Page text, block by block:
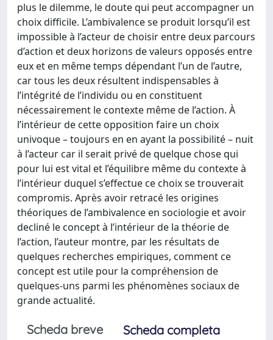
plus le dilemme, le doute qui peut accompagner un
choix difficile. L’ambivalence se produit lorsqu’il est
impossible à l’acteur de choisir entre deux parcours
d’action et deux horizons de valeurs opposés entre
eux et en même temps dépendant l’un de l’autre,
car tous les deux résultent indispensables à
l’intégrité de l’individu ou en constituent
nécessairement le contexte même de l’action. À
l’intérieur de cette opposition faire un choix
univoque – toujours en en ayant la possibilité – nuit
à l’acteur car il serait privé de quelque chose qui
pour lui est vital et l’équilibre même du contexte à
l’intérieur duquel s’effectue ce choix se trouverait
compromis. Après avoir retracé les origines
théoriques de l’ambivalence en sociologie et avoir
decliné le concept à l’intérieur de la théorie de
l’action, l’auteur montre, par les résultats de
quelques recherches empiriques, comment ce
concept est utile pour la compréhension de
quelques-uns parmi les phénomènes sociaux de
grande actualité.
Scheda breve
Scheda completa